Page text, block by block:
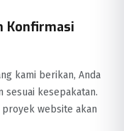
Konfirmasi
kami berikan, Anda
sesuai kesepakatan.
proyek website akan